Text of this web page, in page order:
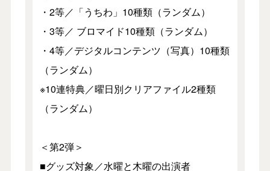
・2等／「うちわ」10種類（ランダム）
・3等／ ブロマイド10種類（ランダム）
・4等／デジタルコンテンツ（写真）10種類
（ランダム）
※10連特典／曜日別クリアファイル2種類
（ランダム）
＜第2弾＞
■グッズ対象／水曜と木曜の出演者